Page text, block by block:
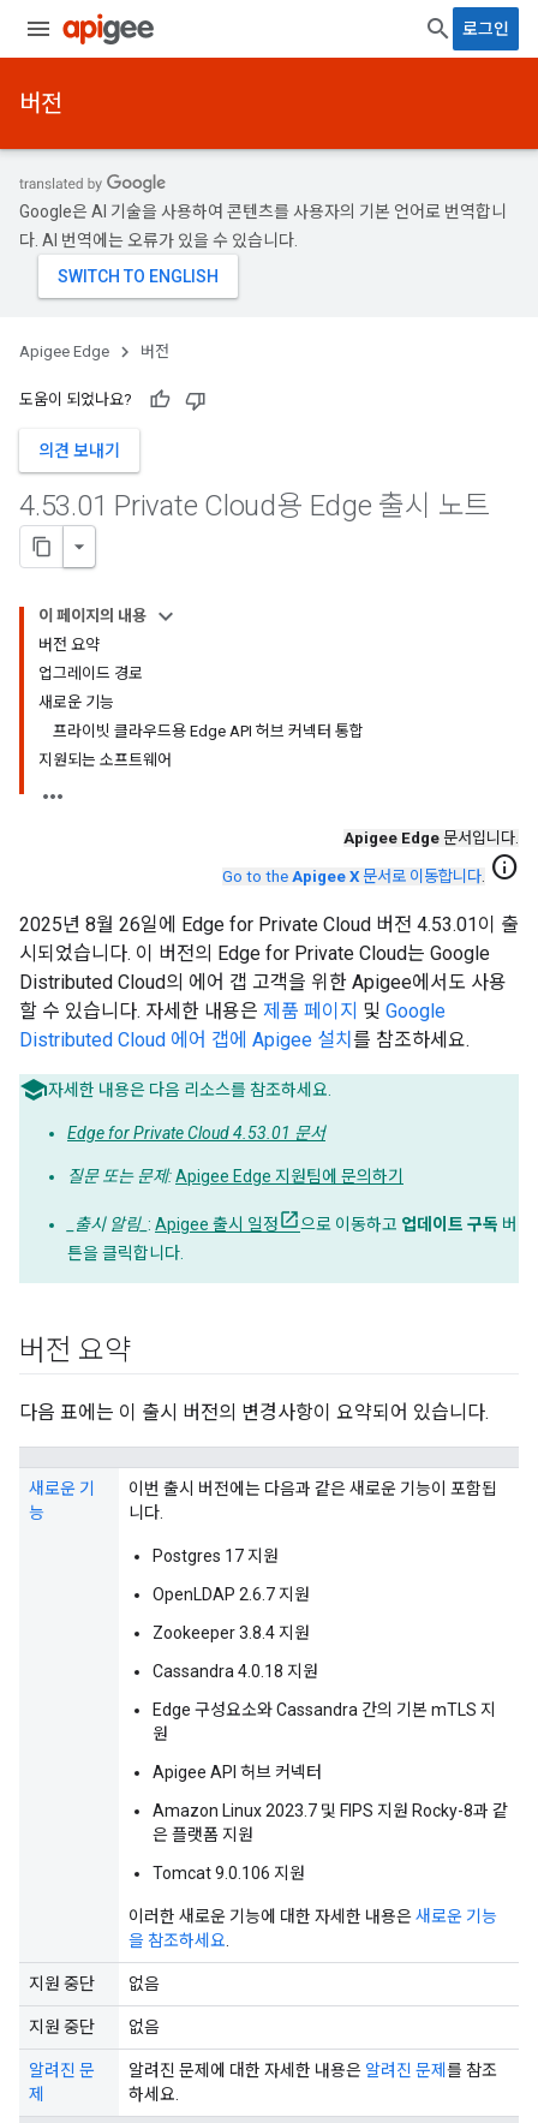
로그인
버전
Google은 AI 기술을 사용하여 콘텐츠를 사용자의 기본 언어로 번역합니
다. AI 번역에는 오류가 있을 수 있습니다.
Apigee Edge 버전
도움이 되었나요?
의견 보내기
4.53.01 Private Cloud용 Edge 출시 노트
이 페이지의 내용
버전 요약
업그레이드 경로
새로운 기능
프라이빗 클라우드용 Edge API 허브 커넥터 통합
지원되는 소프트웨어
Apigee Edge 문서입니다.
Go to the Apigee X 문서로 이동합니다. info
2025년 8월 26일에 Edge for Private Cloud 버전 4.53.01이 출
시되었습니다. 이 버전의 Edge for Private Cloud는 Google
Distributed Cloud의 에어 갭 고객을 위한 Apigee에서도 사용
할 수 있습니다. 자세한 내용은 제품 페이지 및 Google
Distributed Cloud 에어 갭에 Apigee 설치 를 참조하세요.
자세한 내용은 다음 리소스를 참조하세요.
Edge for Private Cloud 4.53.01 문서
질문 또는 문제:Apigee Edge 지원팀에 문의하기
_출시 알림_ : Apigee 출시 일정 으로 이동하고 업데이트 구독 버
튼을 클릭합니다.
버전 요약
다음 표에는 이 출시 버전의 변경사항이 요약되어 있습니다.
새로운 기
능
이번 출시 버전에는 다음과 같은 새로운 기능이 포함됩
니다.
Postgres 17 지원
OpenLDAP 2.6.7 지원
Zookeeper 3.8.4 지원
Cassandra 4.0.18 지원
Edge 구성요소와 Cassandra 간의 기본 mTLS 지
원
Apigee API 허브 커넥터
Amazon Linux 2023.7 및 FIPS 지원 Rocky-8과 같
은 플랫폼 지원
Tomcat 9.0.106 지원
이러한 새로운 기능에 대한 자세한 내용은새로운 기능
을 참조하세요
지원 중단 없음
지원 중단 없음
알려진 문
제
알려진 문제에 대한 자세한 내용은 알려진 문제 를 참조
하세요.